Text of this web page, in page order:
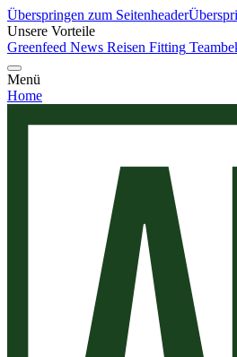
Überspringen zum Seitenheader
Unsere Vorteile
Greenfeed News Reisen Fitting
Menü
Home